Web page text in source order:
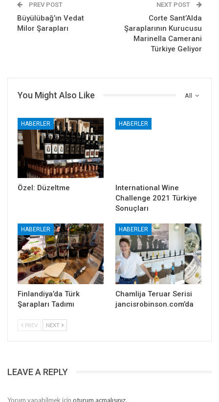
PREV POST
Büyülübağ’ın Vedat
Milor Şarapları
NEXT POST
Corte Sant’Alda
Şaraplarının Kurucusu
Marinella Camerani
Türkiye Geliyor
All
You Might Also Like
HABERLER
Özel: Düzeltme
HABERLER
International Wine
Challenge 2021 Türkiye
Sonuçları
HABERLER
Finlandiya’da Türk
Şarapları Tadımı
HABERLER
Chamlija Teruar Serisi
jancisrobinson.com’da
PREV NEXT
LEAVE A REPLY
Yorum yapabilmek için oturum açmalısınız.